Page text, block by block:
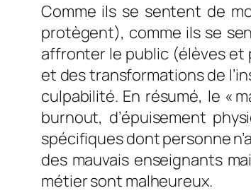
Comme ils se sentent de
protègent), comme ils se
affronter le public (élèves et
et des transformations de
culpabilité. En résumé, le «
burnout, d’épuisement
spécifiques dont personne
des mauvais enseignants
métier sont malheureux.